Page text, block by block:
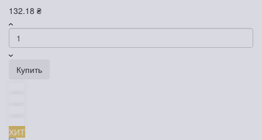
132.18 ₴
Купить
ХИТ